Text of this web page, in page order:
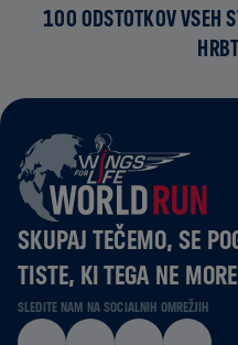
100 ODSTOTKOV VSEH
SKUPAJ TEČEMO, SE
TISTE, KI TEGA NE
SLEDITE NAM NA SOCIALNIH OMREŽJIH